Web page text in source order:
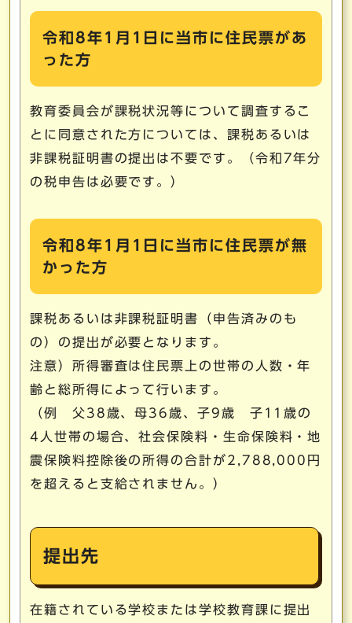
令和8年1月1日に当市に住民票があ
った方
教育委員会が課税状況等について調査するこ
とに同意された方については、課税あるいは
非課税証明書の提出は不要です。（令和7年分
の税申告は必要です。）
令和8年1月1日に当市に住民票が無
かった方
課税あるいは非課税証明書（申告済みのも
の）の提出が必要となります。
注意）所得審査は住民票上の世帯の人数・年
齢と総所得によって行います。
（例 父38歳、母36歳、子9歳 子11歳の
4人世帯の場合、社会保険料・生命保険料・地
震保険料控除後の所得の合計が2,788,000円
を超えると支給されません。）
提出先
在籍されている学校または学校教育課に提出